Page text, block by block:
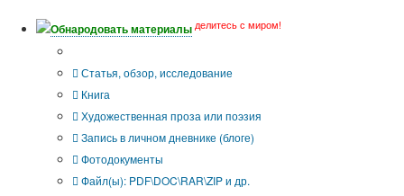
Обнародовать материалы делитесь с миром!
Статья, обзор, исследование
Книга
Художественная проза или поэзия
Запись в личном дневнике (блоге)
Фотодокументы
Файл(ы): PDF\DOC\RAR\ZIP и др.